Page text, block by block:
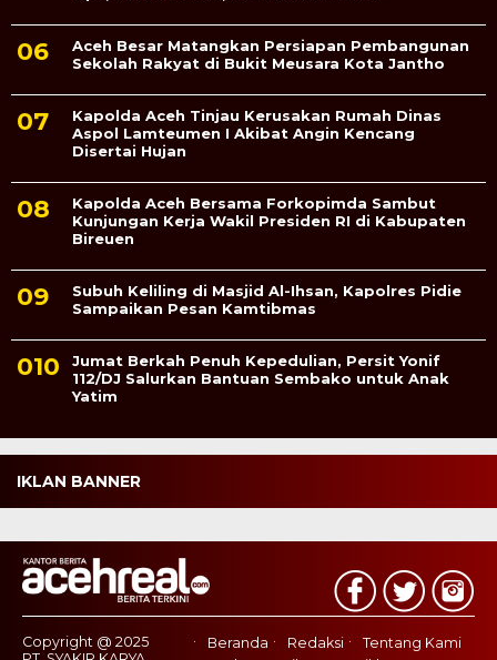
Aceh Besar Matangkan Persiapan Pembangunan
Sekolah Rakyat di Bukit Meusara Kota Jantho
Kapolda Aceh Tinjau Kerusakan Rumah Dinas
Aspol Lamteumen I Akibat Angin Kencang
Disertai Hujan
Kapolda Aceh Bersama Forkopimda Sambut
Kunjungan Kerja Wakil Presiden RI di Kabupaten
Bireuen
Subuh Keliling di Masjid Al-Ihsan, Kapolres Pidie
Sampaikan Pesan Kamtibmas
Jumat Berkah Penuh Kepedulian, Persit Yonif
112/DJ Salurkan Bantuan Sembako untuk Anak
Yatim
IKLAN BANNER
Copyright @ 2025
Beranda Redaksi
Tentang Kami